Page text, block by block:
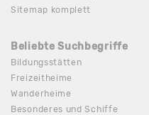
Sitemap komplett
Beliebte Suchbegriffe
Bildungsstätten
Freizeitheime
Wanderheime
Besonderes und Schiffe